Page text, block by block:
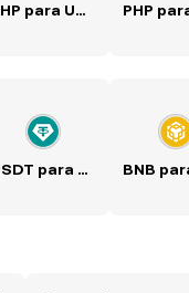
PHP para USDT
USDT para PHP